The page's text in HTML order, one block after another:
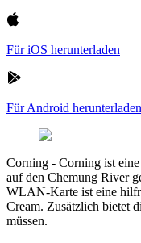
Für iOS herunterladen
Für Android herunterladen
Corning - Corning ist
auf den Chemung River
WLAN-Karte ist eine
Cream. Zusätzlich bietet
müssen.